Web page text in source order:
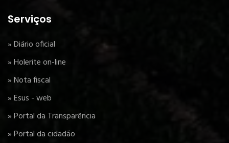
Serviços
» Diário oficial
» Holerite on-line
» Nota fiscal
» Esus - web
» Portal da Transparência
» Portal da cidadão